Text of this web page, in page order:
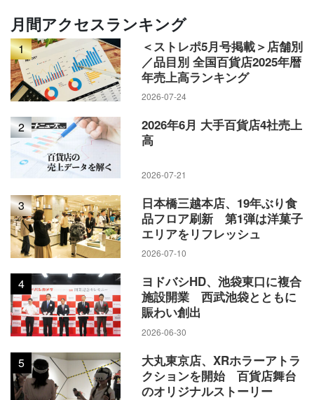
2～4階のファッションは既存売場のリニューアルが中心だ
が、別ブランドとのコンバインにするなどして品揃えを大幅
に広げる。「ロペ」は中四国初の常設展開となるバッグブラ
ンド「エポール」、ドレスに特化した「ラ リーニュ ロペ」を
加え、面積を拡大。「組曲セレクト」は気になる商品を取り
寄せて試せる「クリックアンドトライ」サービスと、ポップ
アップ用のスペースを導入する。「ハナエ モリ」は「アル
マ・アン・ローズ」を、「レリアン」は「キャラ・オ・クル
取り入れコンバイン型にする。
3階には5階から「きものサロン」、「しきたりサロン あさん
ューアルし、和装や慶弔に関わる提案をする。
同店は昨年末～1月に掛けて第1弾として、美術ラウンジや上
した地域密着型を目指し、地域の活性化にも繋げる。
月間アクセスランキング
1
＜ストレポ5月号掲載＞店舗別
／品目別 全国百貨店2025年暦
年売上高ランキング
2026-07-24
2
2026年6月 大手百貨店4社売上
高
2026-07-21
3
日本橋三越本店、19年ぶり食
品フロア刷新 第1弾は洋菓子
エリアをリフレッシュ
2026-07-10
4
ヨドバシHD、池袋東口に複合
施設開業 西武池袋とともに
賑わい創出
2026-06-30
5
大丸東京店、XRホラーアトラ
クションを開始 百貨店舞台
のオリジナルストーリー